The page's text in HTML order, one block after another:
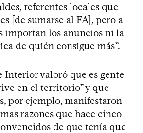
referentes locales que
[de sumarse al FA], pero a
importan los anuncios ni la
de quién consigue más”.
Interior valoró que es gente
en el territorio” y que
por ejemplo, manifestaron
razones que hace cinco
de que tenía que